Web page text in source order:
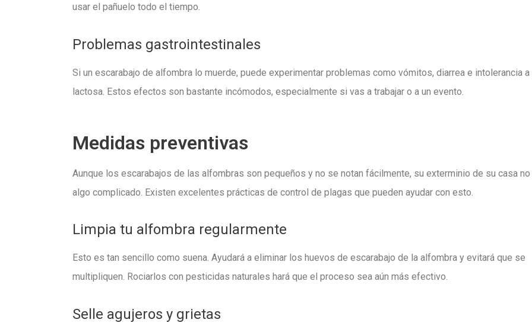
usar el pañuelo todo el tiempo.
Problemas gastrointestinales
Si un escarabajo de alfombra lo muerde, puede experimentar problemas como vómitos, diarrea e intolerancia a
lactosa. Estos efectos son bastante incómodos, especialmente si vas a trabajar o a un evento.
Medidas preventivas
Aunque los escarabajos de las alfombras son pequeños y no se notan fácilmente, su exterminio de su casa
algo complicado. Existen excelentes prácticas de control de plagas que pueden ayudar con esto.
Limpia tu alfombra regularmente
Esto es tan sencillo como suena. Ayudará a eliminar los huevos de escarabajo de la alfombra y evitará que se
multipliquen. Rociarlos con pesticidas naturales hará que el proceso sea aún más efectivo.
Selle agujeros y grietas